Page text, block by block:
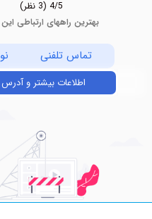
بهترین راههای ارتباطی این دکتر
تماس تلفنی نوبت دهی
اطلاعات بیشتر و آدرس